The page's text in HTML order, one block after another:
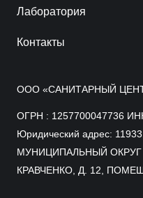
Лаборатория
Контакты
ООО «САНИТАРНЫЙ
ОГРН : 1257700047736
Юридический адрес:
МУНИЦИПАЛЬНЫЙ
КРАВЧЕНКО, Д. 12,